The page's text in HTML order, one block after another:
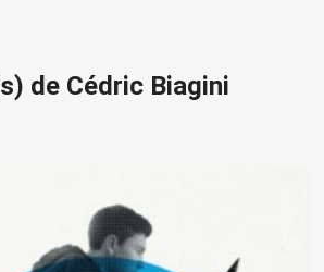
de Cédric Biagini